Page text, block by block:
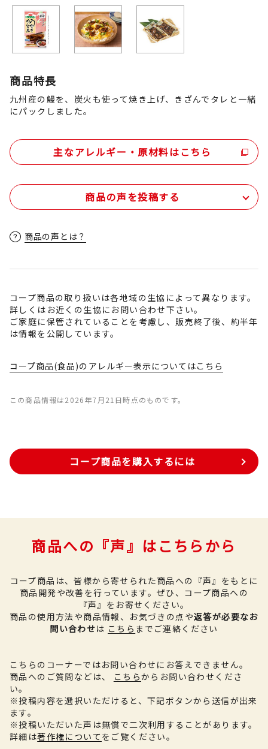
商品特長
九州産の鰻を、炭火も使って焼き上げ、きざんでタレと一緒
にパックしました。
主なアレルギー・原材料はこちら
商品の声を投稿する
商品の声とは？
コープ商品の取り扱いは各地域の生協によって異なります。
詳しくはお近くの生協にお問い合わせ下さい。
ご家庭に保管されていることを考慮し、販売終了後、約半年
は情報を公開しています。
コープ商品(食品)のアレルギー表示についてはこちら
この商品情報は2026年7月21日時点のものです。
コープ商品を購入するには
商品への『声』はこちらから
コープ商品は、皆様から寄せられた商品への『声』をもとに
商品開発や改善を行っています。 ぜひ、コープ商品への
『声』をお寄せください。
商品の使用方法や商品情報、お気づきの点や返答が必要なお
問い合わせは こちら までご連絡ください
こちらのコーナーではお問い合わせにお答えできません。
商品へのご質問などは、
こちらからお問い合わせくださ
い。
※投稿内容を選択いただけると、下記ボタンから送信が出来
ます。
※投稿いただいた声は無償で二次利用することがあります。
詳細は著作権について をご覧ください。